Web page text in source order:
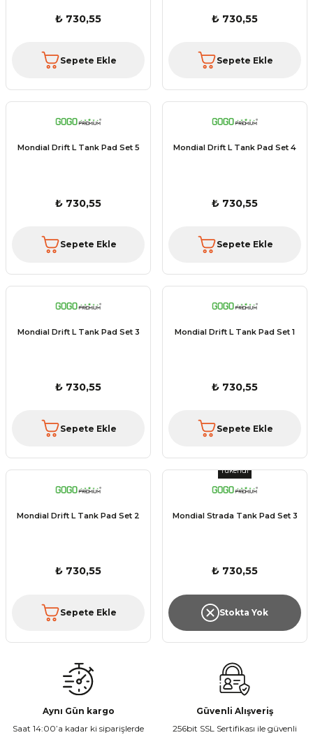
₺ 730,55
Sepete Ekle
₺ 730,55
Sepete Ekle
Mondial Drift L Tank Pad Set 5
₺ 730,55
Sepete Ekle
Mondial Drift L Tank Pad Set 4
₺ 730,55
Sepete Ekle
Mondial Drift L Tank Pad Set 3
₺ 730,55
Sepete Ekle
Mondial Drift L Tank Pad Set 1
₺ 730,55
Sepete Ekle
Mondial Drift L Tank Pad Set 2
₺ 730,55
Sepete Ekle
Tükendi
Mondial Strada Tank Pad Set 3
₺ 730,55
Stokta Yok
Aynı Gün kargo
Saat 14:00’a kadar ki siparişlerde
Güvenli Alışveriş
256bit SSL Sertifikası ile güvenli